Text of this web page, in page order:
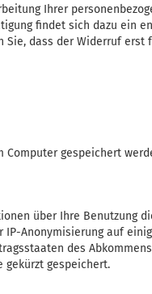
Ihrer
findet sich dazu ein
Sie, dass der Widerruf
gespeichert
über Ihre Benutzung
IP-Anonymisierung auf
des
gekürzt gespeichert.